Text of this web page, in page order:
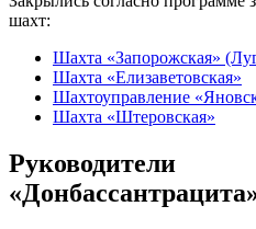
шахт:
Шахта «Запорожская»
Шахта «Елизаветовская»
Шахтоуправление
Шахта «Штеровская»
Руководители